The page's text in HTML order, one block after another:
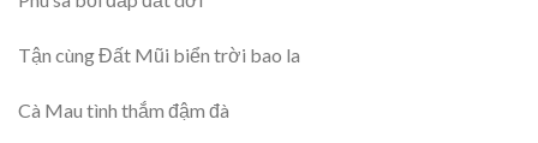
Tận cùng Đất Mũi biển trời bao la
Cà Mau tình thắm đậm đà